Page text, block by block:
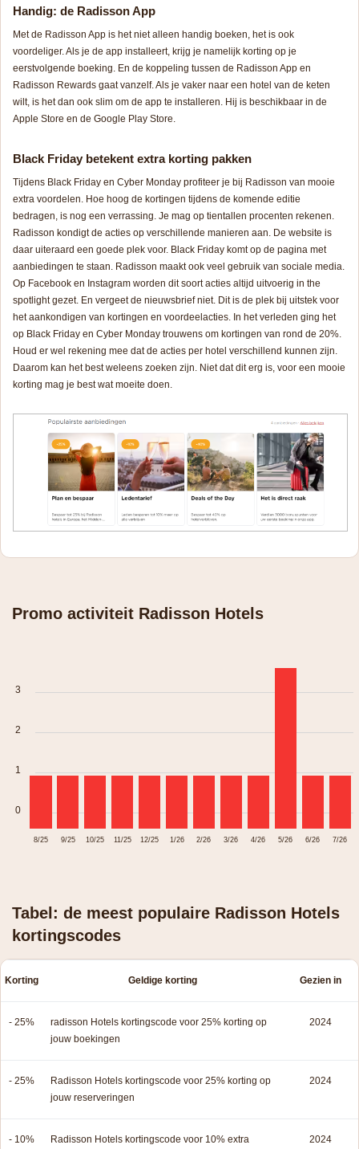
Handig: de Radisson App
Met de Radisson App is het niet alleen handig boeken, het is ook
voordeliger. Als je de app installeert, krijg je namelijk korting op je
eerstvolgende boeking. En de koppeling tussen de Radisson App en
Radisson Rewards gaat vanzelf. Als je vaker naar een hotel van de keten
wilt, is het dan ook slim om de app te installeren. Hij is beschikbaar in de
Apple Store en de Google Play Store.
Black Friday betekent extra korting pakken
Tijdens Black Friday en Cyber Monday profiteer je bij Radisson van mooie
extra voordelen. Hoe hoog de kortingen tijdens de komende editie
bedragen, is nog een verrassing. Je mag op tientallen procenten rekenen.
Radisson kondigt de acties op verschillende manieren aan. De website is
daar uiteraard een goede plek voor. Black Friday komt op de pagina met
aanbiedingen te staan. Radisson maakt ook veel gebruik van sociale media.
Op Facebook en Instagram worden dit soort acties altijd uitvoerig in the
spotlight gezet. En vergeet de nieuwsbrief niet. Dit is de plek bij uitstek voor
het aankondigen van kortingen en voordeelacties. In het verleden ging het
op Black Friday en Cyber Monday trouwens om kortingen van rond de 20%.
Houd er wel rekening mee dat de acties per hotel verschillend kunnen zijn.
Daarom kan het best weleens zoeken zijn. Niet dat dit erg is, voor een mooie
korting mag je best wat moeite doen.
Promo activiteit Radisson Hotels
3
2
1
0
8/25 9/25 10/25 11/25 12/25 1/26 2/26 3/26 4/26 5/26 6/26 7/26
Tabel: de meest populaire Radisson Hotels
kortingscodes
Korting Geldige korting Gezien in
- 25%
radisson Hotels kortingscode voor 25% korting op
jouw boekingen
2024
- 25%
Radisson Hotels kortingscode voor 25% korting op
jouw reserveringen
2024
- 10%
Radisson Hotels kortingscode voor 10% extra
2024